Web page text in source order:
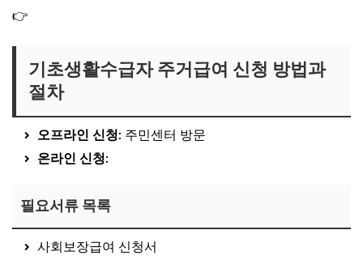
👉
기초생활수급자 주거급여 신청 방법과
절차
오프라인 신청: 주민센터 방문
온라인 신청:
필요서류 목록
사회보장급여 신청서